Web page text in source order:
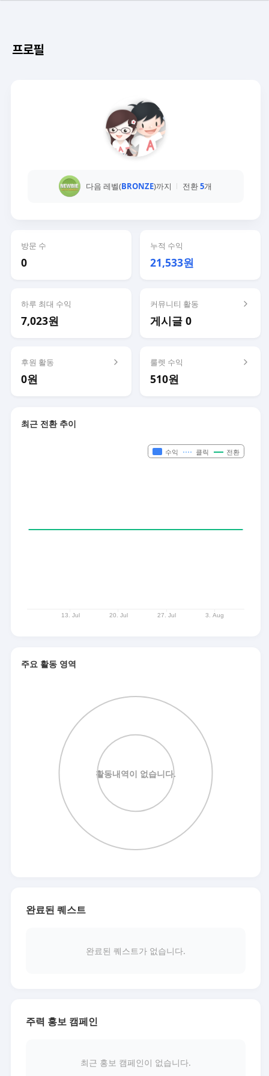
프로필
다음 레벨(BRONZE)까지 전환5개
방문 수
0
누적 수익
21,533원
하루 최대 수익
7,023원
커뮤니티 활동
게시글 0
후원 활동
0원
룰렛 수익
510원
최근 전환 추이
주요 활동 영역
완료된 퀘스트
완료된 퀘스트가 없습니다.
주력 홍보 캠페인
최근 홍보 캠페인이 없습니다.